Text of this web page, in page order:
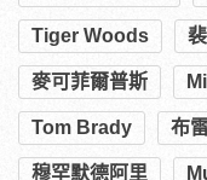
Tiger Woods
麥可菲爾普斯
Tom Brady 布
穆罕默德阿里